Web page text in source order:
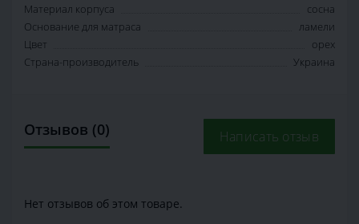
Материал корпуса
сосна
Основание для матраса
ламели
Цвет
орех
Страна-производитель
Украина
Отзывов (0) Написать отзыв
Нет отзывов об этом товаре.